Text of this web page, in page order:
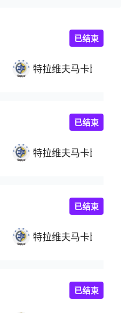
特拉维夫马卡比
已结束
特拉维夫马卡比
已结束
特拉维夫马卡比
已结束
已结束